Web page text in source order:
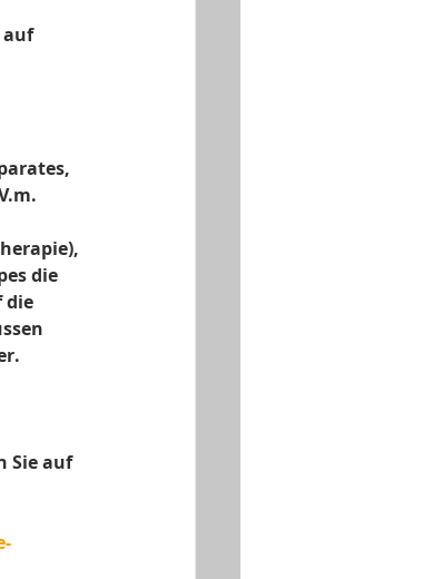
auf
die
die
Sie auf